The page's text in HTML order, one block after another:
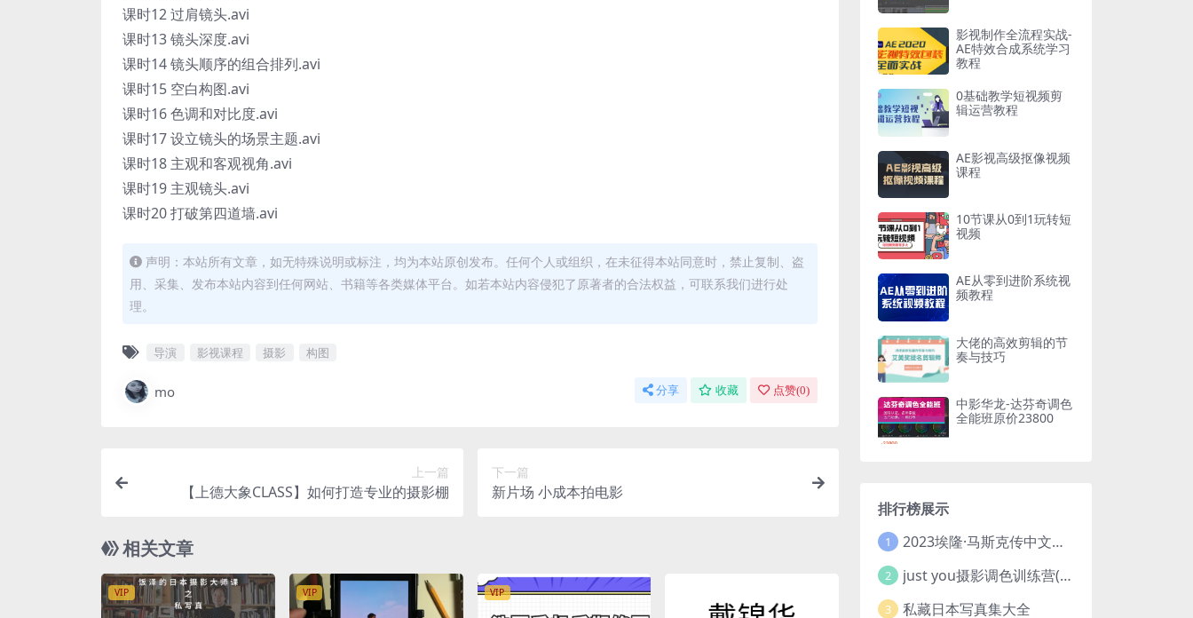
课时12 过肩镜头.avi
课时13 镜头深度.avi
课时14 镜头顺序的组合排列.avi
课时15 空白构图.avi
课时16 色调和对比度.avi
课时17 设立镜头的场景主题.avi
课时18 主观和客观视角.avi
课时19 主观镜头.avi
课时20 打破第四道墙.avi
声明：本站所有文章，如无特殊说明或标注，均为本站原创发布。任何个人或组织，在未征得本站同意时，禁止复制、盗
用、采集、发布本站内容到任何网站、书籍等各类媒体平台。如若本站内容侵犯了原著者的合法权益，可联系我们进行处
理。
导演 影视课程 摄影 构图
mo 分享 收藏 点赞(0)
上一篇
【上德大象CLASS】如何打造专业的摄影棚
下一篇
新片场 小成本拍电影
相关文章
VIP VIP VIP
影视制作全流程实战-
AE特效合成系统学习
教程
0基础教学短视频剪
辑运营教程
AE影视高级抠像视频
课程
10节课从0到1玩转短
视频
AE从零到进阶系统视
频教程
大佬的高效剪辑的节
奏与技巧
中影华龙-达芬奇调色
全能班原价23800
排行榜展示
1 2023埃隆·马斯克传中文版 电子书pdf
2 just you摄影调色训练营(已加密}
3 私藏日本写真集大全